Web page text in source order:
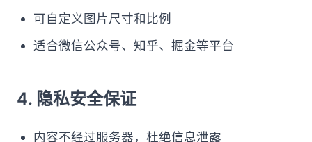
可自定义图片尺寸和比例
适合微信公众号、知乎、掘金等平台
4. 隐私安全保证
内容不经过服务器，杜绝信息泄露